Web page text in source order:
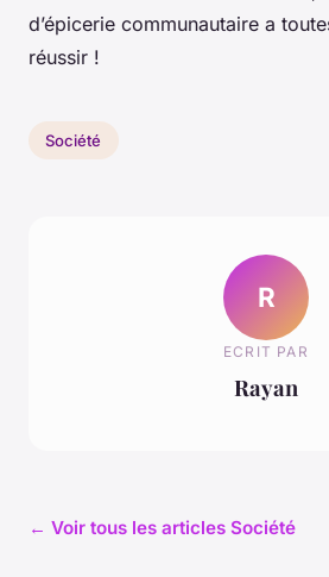
d’épicerie communautaire a
réussir !
Société
R
ECRIT PAR
Rayan
← Voir tous les articles Société